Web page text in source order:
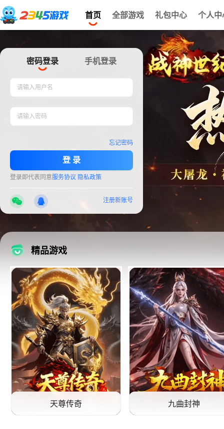
首页 全部游戏 礼包中心 个人中
密码登录 手机登录
请输入用户名
请输入密码
忘记密码
登 录
登录即代表同意服务协议 隐私政策
注册新账号
精品游戏
天尊传奇 九曲封神